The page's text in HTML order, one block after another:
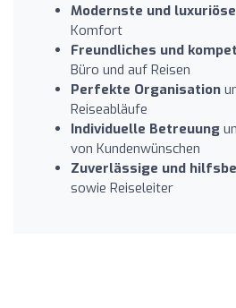
Modernste und
Komfort
Freundliches und
Büro und auf Reisen
Perfekte Organisation
Reiseabläufe
Individuelle Betreuung
von Kundenwünschen
Zuverlässige und
sowie Reiseleiter